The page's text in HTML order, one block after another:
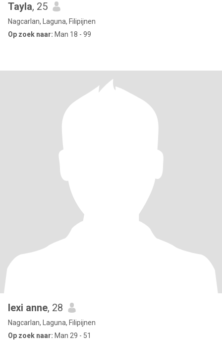
Tayla, 25
Nagcarlan, Laguna, Filipijnen
Op zoek naar: Man 18 - 99
lexi anne, 28
Nagcarlan, Laguna, Filipijnen
Op zoek naar: Man 29 - 51